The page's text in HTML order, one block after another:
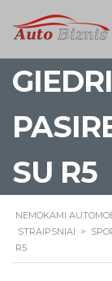
SU R5
NEMOKAMI
STRAIPSNIAI >
R5